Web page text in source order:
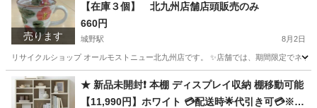
売ります
【在庫３個】 北九州店舗店頭販売のみ
660円
城野駅 8月2日
リサイクルショップ オールモストニュー北九州店です。 ✨️店舗では、期間限定でネ
福岡 北九州市 城野駅 食器 商品
★ 新品未開封❗️ 本棚 ディスプレイ収納 棚移動可能
【11,990円】ホワイト 💳配送時🌟代引き可💳※現